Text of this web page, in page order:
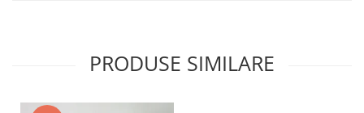
PRODUSE SIMILARE